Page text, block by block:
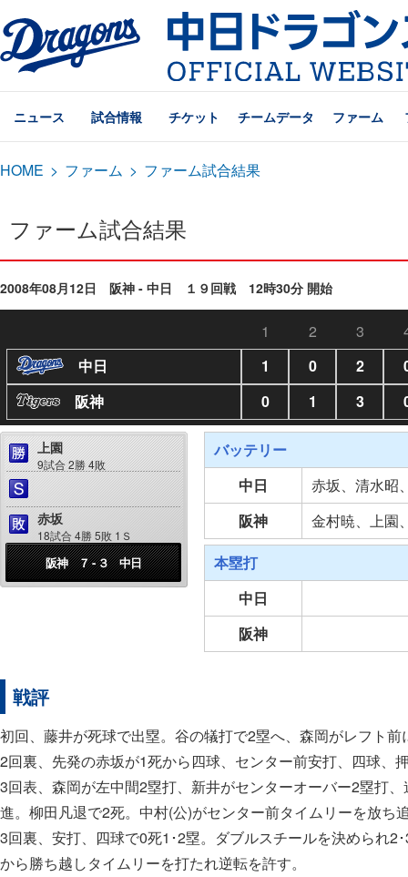
ニュース 試合情報 チケット チームデータ ファーム
HOME > ファーム > ファーム試合結果
ファーム試合結果
2008年08月12日 阪神 - 中日 １９回戦 12時30分 開始
1 2 3
中日
1 0 2
阪神
0 1 3
上園
9試合 2勝 4敗
赤坂
18試合 4勝 5敗 1Ｓ
阪神 ７ - ３ 中日
バッテリー
中日
赤坂、清水昭
阪神
金村暁、上園
本塁打
中日
阪神
戦評
初回、藤井が死球で出塁。谷の犠打で2塁へ、森岡がレフト
2回裏、先発の赤坂が1死から四球、センター前安打、四球、
3回表、森岡が左中間2塁打、新井がセンターオーバー2塁打
進。柳田凡退で2死。中村(公)がセンター前タイムリーを放ち
3回裏、安打、四球で0死1･2塁。ダブルスチールを決められ
から勝ち越しタイムリーを打たれ逆転を許す。